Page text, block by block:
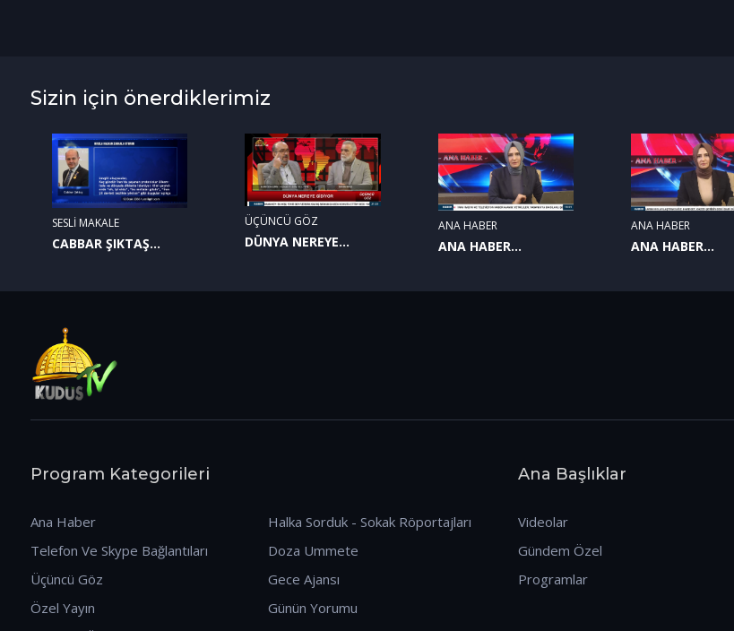
Sizin için önerdiklerimiz
SESLİ MAKALE
CABBAR ŞIKTAŞ
ÜÇÜNCÜ GÖZ
DÜNYA NEREYE
ANA HABER
ANA HABER
ANA HABER
ANA HABER
Program Kategorileri
Ana Haber
Telefon Ve Skype Bağlantıları
Üçüncü Göz
Özel Yayın
Halka Sorduk - Sokak Röportajları
Doza Ummete
Gece Ajansı
Günün Yorumu
Ana Başlıklar
Videolar
Gündem Özel
Programlar